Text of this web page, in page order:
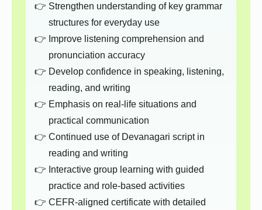
Strengthen understanding of key grammar
structures for everyday use
Improve listening comprehension and
pronunciation accuracy
Develop confidence in speaking, listening,
reading, and writing
Emphasis on real-life situations and
practical communication
Continued use of Devanagari script in
reading and writing
Interactive group learning with guided
practice and role-based activities
CEFR-aligned certificate with detailed